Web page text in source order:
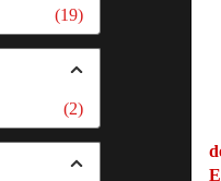
(19)
(2)